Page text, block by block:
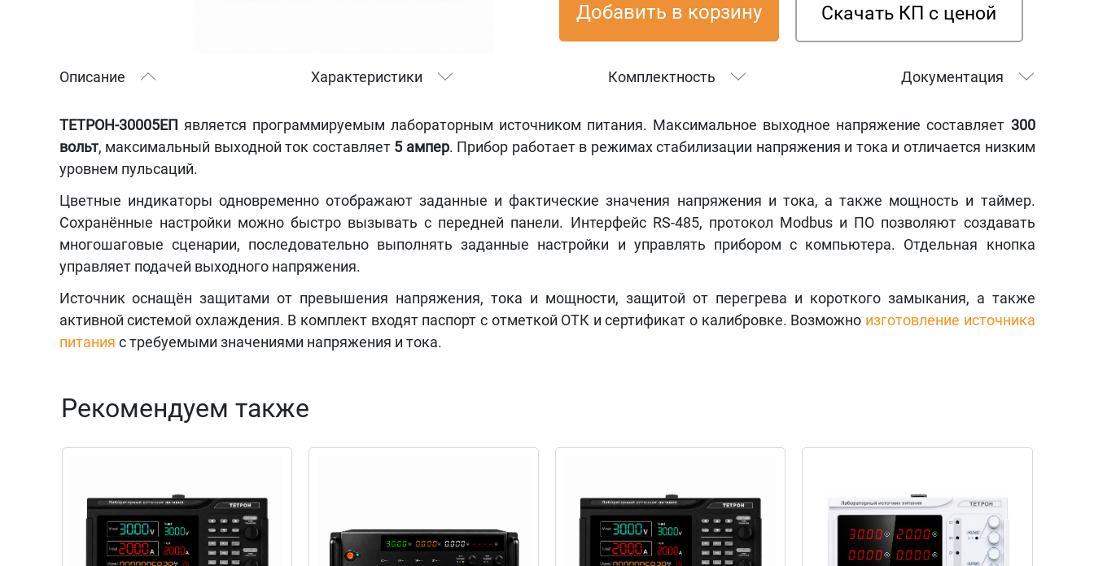
Добавить в корзину Скачать КП с ценой
Описание Характеристики Комплектность Документация
ТЕТРОН-30005ЕП является программируемым лабораторным источником питания. Максимальное выходное напряжение составляет 300
вольт, максимальный выходной ток составляет 5ампер. Прибор работает в режимах стабилизации напряжения и тока и отличается низким
уровнем пульсаций.
Цветные индикаторы одновременно отображают заданные и фактические значения напряжения и тока, а также мощность и таймер.
Сохранённые настройки можно быстро вызывать с передней панели. Интерфейс RS-485, протокол Modbus и ПО позволяют создавать
многошаговые сценарии, последовательно выполнять заданные настройки и управлять прибором с компьютера. Отдельная кнопка
управляет подачей выходного напряжения.
Источник оснащён защитами от превышения напряжения, тока и мощности, защитой от перегрева и короткого замыкания, а также
активной системой охлаждения. В комплект входят паспорт с отметкой ОТК и сертификат о калибровке. Возможно изготовление источника
питания с требуемыми значениями напряжения и тока.
Рекомендуем также